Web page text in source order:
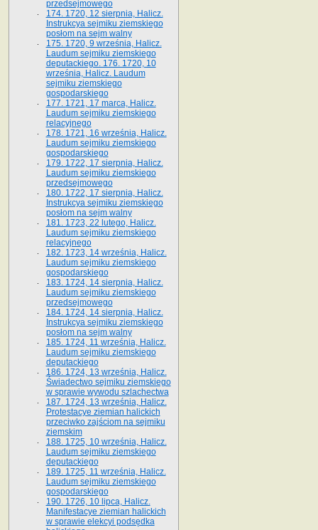
przedsejmowego
174. 1720, 12 sierpnia, Halicz.
Instrukcya sejmiku ziemskiego
posłom na sejm walny
175. 1720, 9 września, Halicz.
Laudum sejmiku ziemskiego
deputackiego. 176. 1720, 10
września, Halicz. Laudum
sejmiku ziemskiego
gospodarskiego
177. 1721, 17 marca, Halicz.
Laudum sejmiku ziemskiego
relacyjnego
178. 1721, 16 września, Halicz.
Laudum sejmiku ziemskiego
gospodarskiego
179. 1722, 17 sierpnia, Halicz.
Laudum sejmiku ziemskiego
przedsejmowego
180. 1722, 17 sierpnia, Halicz.
Instrukcya sejmiku ziemskiego
posłom na sejm walny
181. 1723, 22 lutego, Halicz.
Laudum sejmiku ziemskiego
relacyjnego
182. 1723, 14 września, Halicz.
Laudum sejmiku ziemskiego
gospodarskiego
183. 1724, 14 sierpnia, Halicz.
Laudum sejmiku ziemskiego
przedsejmowego
184. 1724, 14 sierpnia, Halicz.
Instrukcya sejmiku ziemskiego
posłom na sejm walny
185. 1724, 11 września, Halicz.
Laudum sejmiku ziemskiego
deputackiego
186. 1724, 13 września, Halicz.
Świadectwo sejmiku ziemskiego
w sprawie wywodu szlachectwa
187. 1724, 13 września, Halicz.
Protestacye ziemian halickich
przeciwko zajściom na sejmiku
ziemskim
188. 1725, 10 września, Halicz.
Laudum sejmiku ziemskiego
deputackiego
189. 1725, 11 września, Halicz.
Laudum sejmiku ziemskiego
gospodarskiego
190. 1726, 10 lipca, Halicz.
Manifestacye ziemian halickich
w sprawie elekcyi podsędka